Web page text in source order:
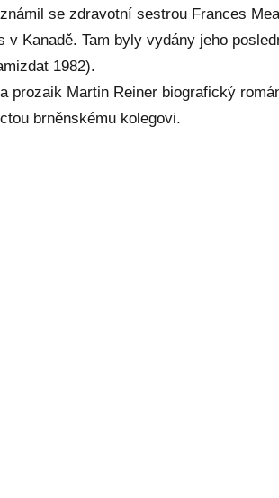
se zdravotní sestrou Frances
Kanadě. Tam byly vydány jeho
1982).
prozaik Martin Reiner biografický
brněnskému kolegovi.